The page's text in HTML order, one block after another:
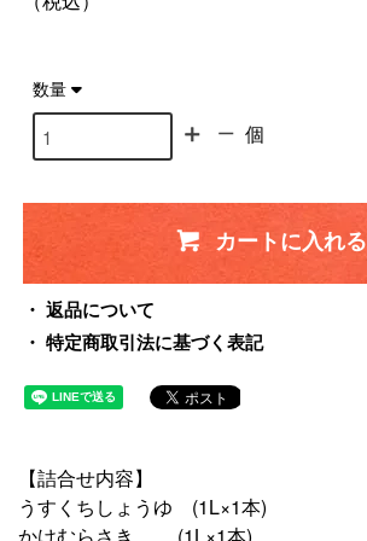
数量
個
カートに入れる
返品について
特定商取引法に基づく表記
【詰合せ内容】
うすくちしょうゆ (1L×1本)